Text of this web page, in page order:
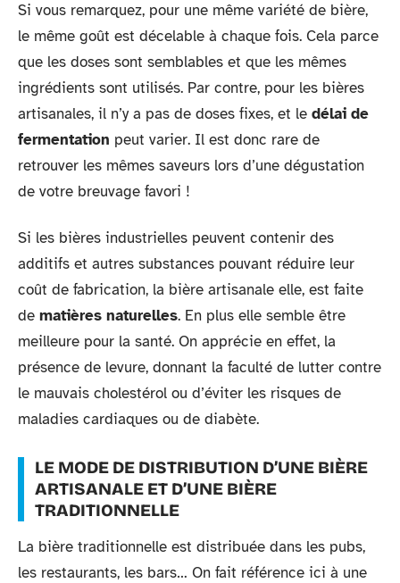
Si vous remarquez, pour une même variété de bière,
le même goût est décelable à chaque fois. Cela parce
que les doses sont semblables et que les mêmes
ingrédients sont utilisés. Par contre, pour les bières
artisanales, il n’y a pas de doses fixes, et le délai de
fermentation peut varier. Il est donc rare de
retrouver les mêmes saveurs lors d’une dégustation
de votre breuvage favori !
Si les bières industrielles peuvent contenir des
additifs et autres substances pouvant réduire leur
coût de fabrication, la bière artisanale elle, est faite
de matières naturelles. En plus elle semble être
meilleure pour la santé. On apprécie en effet, la
présence de levure, donnant la faculté de lutter contre
le mauvais cholestérol ou d’éviter les risques de
maladies cardiaques ou de diabète.
LE MODE DE DISTRIBUTION D’UNE BIÈRE
ARTISANALE ET D’UNE BIÈRE
TRADITIONNELLE
La bière traditionnelle est distribuée dans les pubs,
les restaurants, les bars… On fait référence ici à une